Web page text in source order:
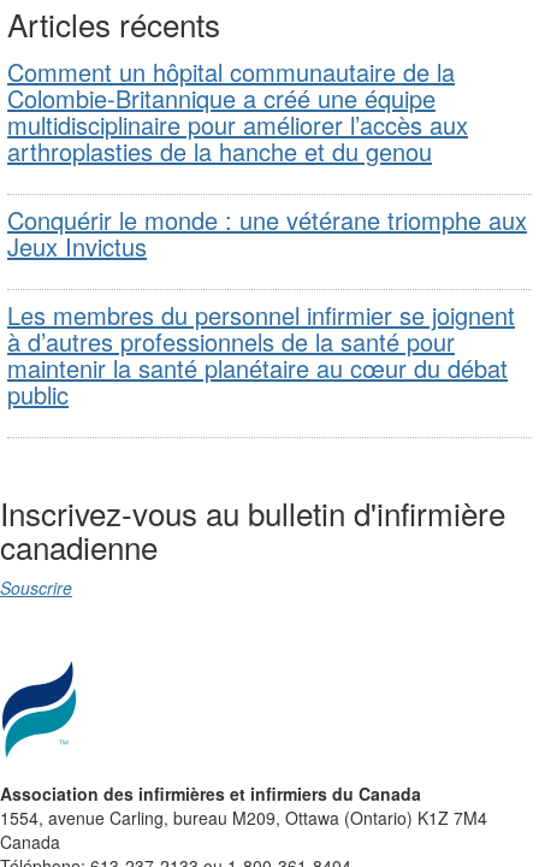
Articles récents
Comment un hôpital communautaire de la
Colombie-Britannique a créé une équipe
multidisciplinaire pour améliorer l’accès aux
arthroplasties de la hanche et du genou
Conquérir le monde : une vétérane triomphe aux
Jeux Invictus
Les membres du personnel infirmier se joignent
à d’autres professionnels de la santé pour
maintenir la santé planétaire au cœur du débat
public
Inscrivez-vous au bulletin d'infirmière
canadienne
Souscrire
Association des infirmières et infirmiers du Canada
1554, avenue Carling, bureau M209, Ottawa (Ontario) K1Z 7M4
Canada